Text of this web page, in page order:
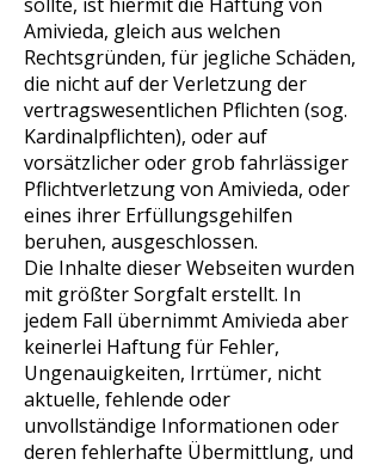
Amivieda, gleich aus welchen
Rechtsgründen, für jegliche Schäden,
die nicht auf der Verletzung der
vertragswesentlichen Pflichten (sog.
Kardinalpflichten), oder auf
vorsätzlicher oder grob fahrlässiger
Pflichtverletzung von Amivieda, oder
eines ihrer Erfüllungsgehilfen
beruhen, ausgeschlossen.
Die Inhalte dieser Webseiten wurden
mit größter Sorgfalt erstellt. In
jedem Fall übernimmt Amivieda aber
keinerlei Haftung für Fehler,
Ungenauigkeiten, Irrtümer, nicht
aktuelle, fehlende oder
unvollständige Informationen oder
deren fehlerhafte Übermittlung, und